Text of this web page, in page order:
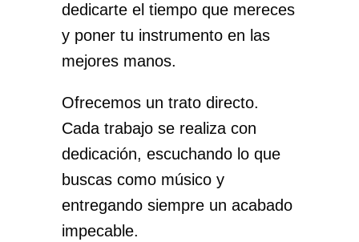
dedicarte el tiempo que mereces
y poner tu instrumento en las
mejores manos.
Ofrecemos un trato directo.
Cada trabajo se realiza con
dedicación, escuchando lo que
buscas como músico y
entregando siempre un acabado
impecable.